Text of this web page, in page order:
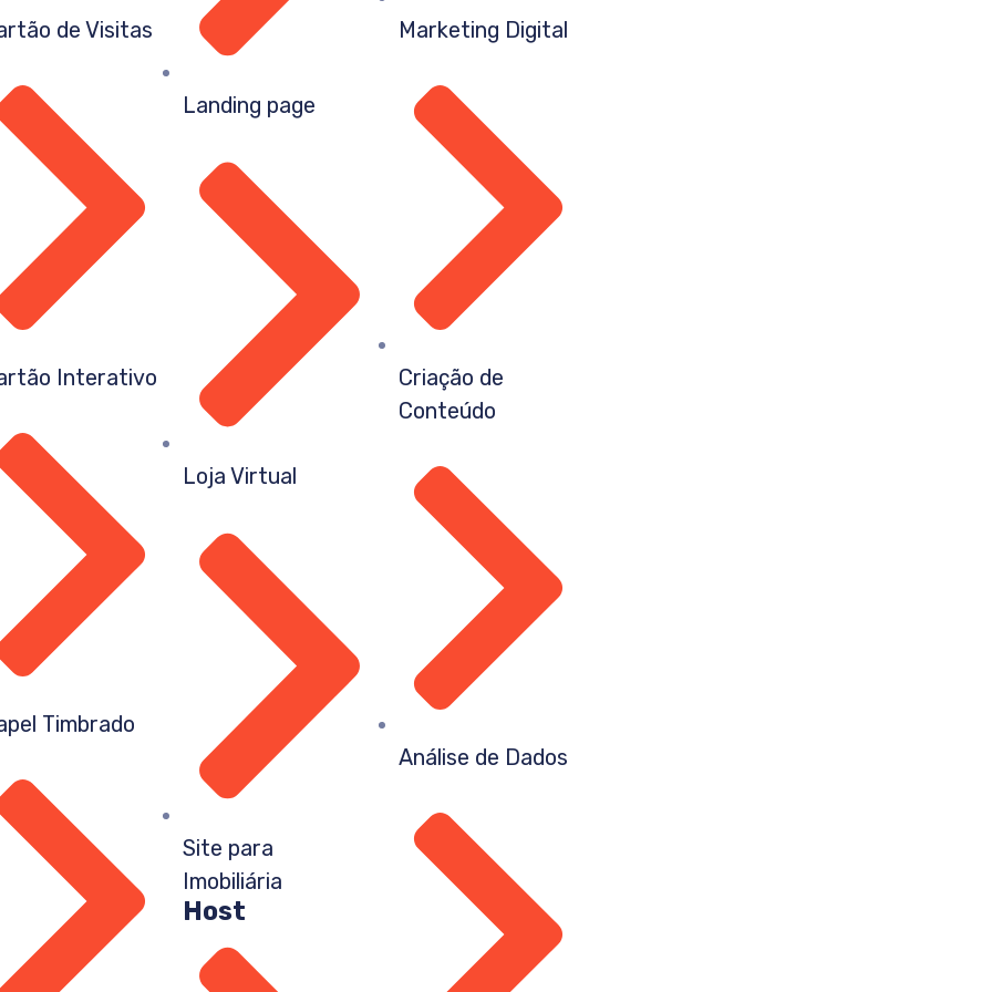
de Visitas
Interativo
Timbrado
Landing page
Loja Virtual
Site para
Imobiliária
Host
Marketing Digital
Criação de
Conteúdo
Análise de Dados